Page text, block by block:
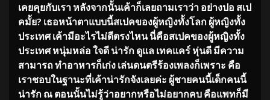
เคยคุยกับเรา หลังจากนั้นเค้าก็เลยถามเราว่า อย่างปอ สเป
คมั้ย? เธอหน้าตาแบบนี้สเปคของผู้หญิงทั้งโลก ผู้หญิงทั้ง
ประเทศ เค้ามีอะไรไม่ดีตรงไหน นี่คือสเปคของผู้หญิงทั้ง
ประเทศ หนุ่มหล่อ ใจดี น่ารัก ดูแล เทคแคร์ หุ่นดี มีความ
สามารถ ทำอาหารก็เก่ง เล่นดนตรีร้องเพลงก็เพราะ คือ
เราชอบในฐานะที่เค้าน่ารักจังเลยค่ะ ผู้ชายคนนี้เด็กคนนี้
น่ารัก ณ ตอนนั้นไม่รู้ว่าอยากหรือไม่อยากคบ คือแพทก็มี